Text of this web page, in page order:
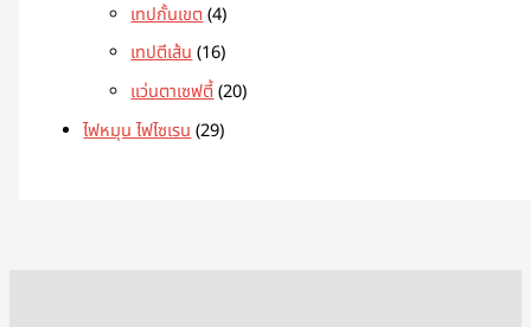
เทปกั้นเขต 4
เทปตีเส้น 16
แว่นตาเซฟตี้ 20
ไฟหมุน ไฟไซเรน 29